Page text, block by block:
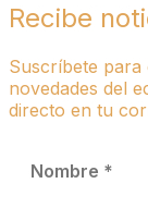
Recibe
Suscríbete
novedades del
directo en tu